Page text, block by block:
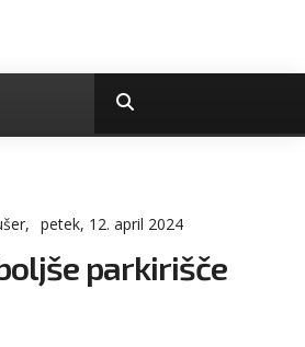
petek, 12. april 2024
parkirišče